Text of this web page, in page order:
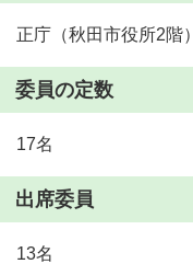
正庁（秋田市役所2階）
委員の定数
17名
出席委員
13名